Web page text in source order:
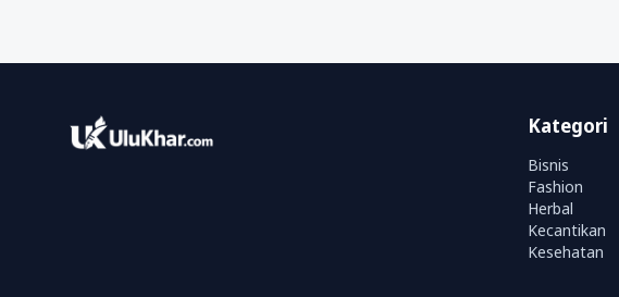
Kategori
Bisnis
Fashion
Herbal
Kecantikan
Kesehatan